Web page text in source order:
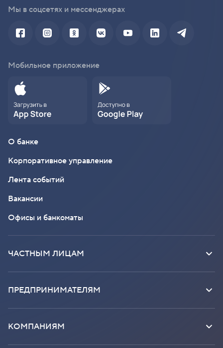
Мы в соцсетях и мессенджерах
Мобильное приложение
О банке
Корпоративное управление
Лента событий
Вакансии
Офисы и банкоматы
ЧАСТНЫМ ЛИЦАМ
ПРЕДПРИНИМАТЕЛЯМ
КОМПАНИЯМ